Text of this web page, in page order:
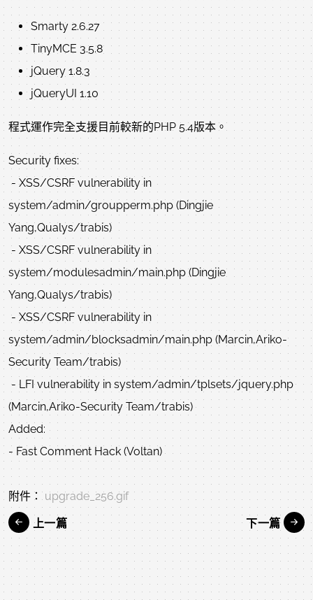
Smarty 2.6.27
TinyMCE 3.5.8
jQuery 1.8.3
jQueryUI 1.10
程式運作完全支援目前較新的PHP 5.4版本。
Security fixes:
- XSS/CSRF vulnerability in
system/admin/groupperm.php (Dingjie
Yang,Qualys/trabis)
- XSS/CSRF vulnerability in
system/modulesadmin/main.php (Dingjie
Yang,Qualys/trabis)
- XSS/CSRF vulnerability in
system/admin/blocksadmin/main.php (Marcin,Ariko-
Security Team/trabis)
- LFI vulnerability in system/admin/tplsets/jquery.php
(Marcin,Ariko-Security Team/trabis)
Added:
- Fast Comment Hack (Voltan)
附件： upgrade_256.gif
上一篇 下一篇